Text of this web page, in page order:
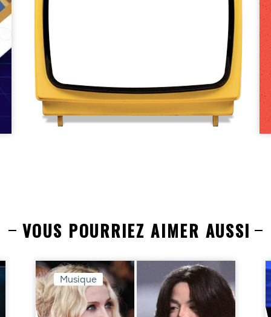
VOUS POURRIEZ AIMER AUSSI
Musique